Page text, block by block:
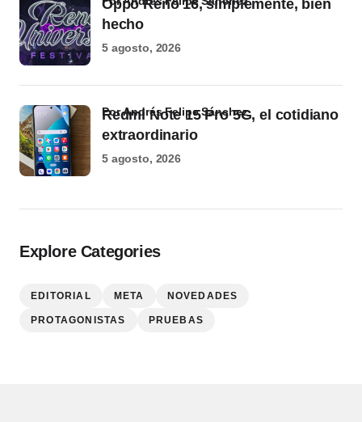
Oppo Reno 16, simplemente, bien
hecho
5 agosto, 2026
Redmi Note 15 Pro 5G, el cotidiano
extraordinario
por Andrés Felipe Sánchez
5 agosto, 2026
Explore Categories
EDITORIAL META NOVEDADES
PROTAGONISTAS PRUEBAS